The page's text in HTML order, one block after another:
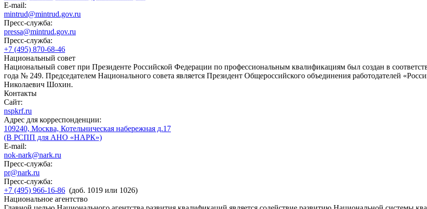
E-mail:
mintrud@mintrud.gov.ru
Пресс-служба:
pressa@mintrud.gov.ru
Пресс-служба:
+7 (495) 870-68-46
Национальный совет
Национальный совет при Президенте Российской Федерации по профессиональным квалификациям был создан в
года № 249. Председателем Национального совета является Президент Общероссийского объединения работодателей
Николаевич Шохин.
Контакты
Сайт:
nspkrf.ru
Адрес для корреспонденции:
109240, Москва, Котельническая набережная д.17
(В РСПП для АНО «НАРК»)
E-mail:
nok-nark@nark.ru
Пресс-служба:
pr@nark.ru
Пресс-служба:
+7 (495) 966-16-86 (доб. 1019 или 1026)
Национальное агентство